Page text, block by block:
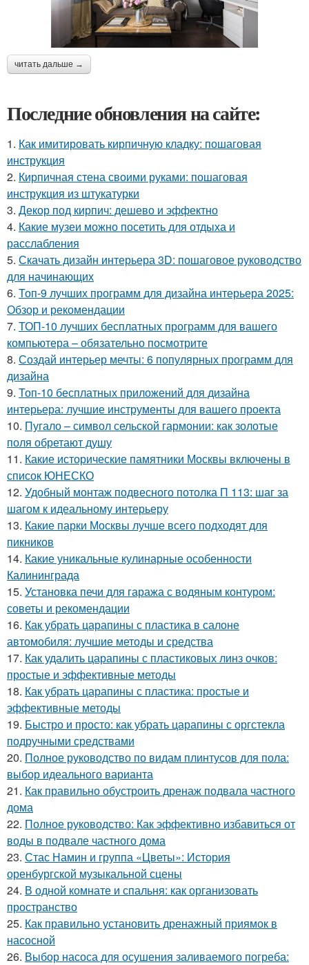
читать дальше →
Последние обновления на сайте:
1. Как имитировать кирпичную кладку: пошаговая
инструкция
2. Кирпичная стена своими руками: пошаговая
инструкция из штукатурки
3. Декор под кирпич: дешево и эффектно
4. Какие музеи можно посетить для отдыха и
расслабления
5. Скачать дизайн интерьера 3D: пошаговое руководство
для начинающих
6. Топ-9 лучших программ для дизайна интерьера 2025:
Обзор и рекомендации
7. ТОП-10 лучших бесплатных программ для вашего
компьютера – обязательно посмотрите
8. Создай интерьер мечты: 6 популярных программ для
дизайна
9. Топ-10 бесплатных приложений для дизайна
интерьера: лучшие инструменты для вашего проекта
10. Пугало – символ сельской гармонии: как золотые
поля обретают душу
11. Какие исторические памятники Москвы включены в
список ЮНЕСКО
12. Удобный монтаж подвесного потолка П 113: шаг за
шагом к идеальному интерьеру
13. Какие парки Москвы лучше всего подходят для
пикников
14. Какие уникальные кулинарные особенности
Калининграда
15. Установка печи для гаража с водяным контуром:
советы и рекомендации
16. Как убрать царапины с пластика в салоне
автомобиля: лучшие методы и средства
17. Как удалить царапины с пластиковых линз очков:
простые и эффективные методы
18. Как убрать царапины с пластика: простые и
эффективные методы
19. Быстро и просто: как убрать царапины с оргстекла
подручными средствами
20. Полное руководство по видам плинтусов для пола:
выбор идеального варианта
21. Как правильно обустроить дренаж подвала частного
дома
22. Полное руководство: Как эффективно избавиться от
воды в подвале частного дома
23. Стас Намин и группа «Цветы»: История
оренбургской музыкальной сцены
24. В одной комнате и спальня: как организовать
пространство
25. Как правильно установить дренажный приямок в
насосной
26. Выбор насоса для осушения заливаемого погреба: